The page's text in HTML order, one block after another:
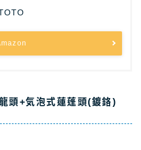
頭+気泡式蓮蓬頭(鍍鉻)